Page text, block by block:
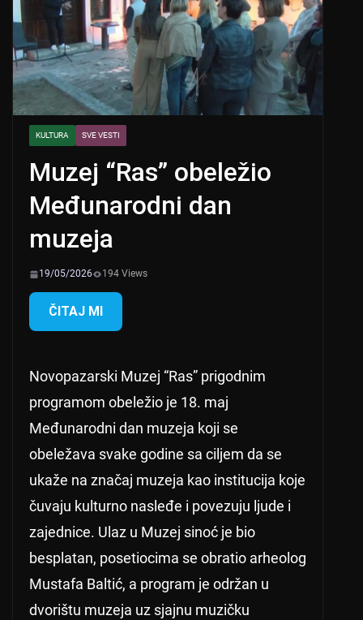
KULTURA SVE VESTI
Muzej “Ras” obeležio
Međunarodni dan
muzeja
19/05/2026 194 Views
ČITAJ MI
Novopazarski Muzej “Ras” prigodnim
programom obeležio je 18. maj
Međunarodni dan muzeja koji se
obeležava svake godine sa ciljem da se
ukaže na značaj muzeja kao institucija koje
čuvaju kulturno nasleđe i povezuju ljude i
zajednice. Ulaz u Muzej sinoć je bio
besplatan, posetiocima se obratio arheolog
Mustafa Baltić, a program je održan u
dvorištu muzeja uz sjajnu muzičku